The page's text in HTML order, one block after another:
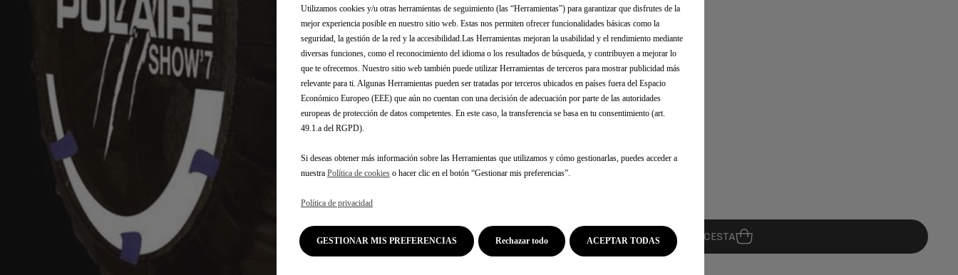
c
e
i
s
9
4
,
€
u
Q
u
a
n
t
i
t
p
d
e
d
AÑADIR A LA CESTA
Utilizamos cookies y/u otras herramientas de seguimiento (las “Herramientas”) para garantizar que disfrutes de la
mejor experiencia posible en nuestro sitio web. Estas nos permiten ofrecer funcionalidades básicas como la
seguridad, la gestión de la red y la accesibilidad.Las Herramientas mejoran la usabilidad y el rendimiento mediante
diversas funciones, como el reconocimiento del idioma o los resultados de búsqueda, y contribuyen a mejorar lo
que te ofrecemos. Nuestro sitio web también puede utilizar Herramientas de terceros para mostrar publicidad más
relevante para ti. Algunas Herramientas pueden ser tratadas por terceros ubicados en países fuera del Espacio
Económico Europeo (EEE) que aún no cuentan con una decisión de adecuación por parte de las autoridades
europeas de protección de datos competentes. En este caso, la transferencia se basa en tu consentimiento (art.
49.1.a del RGPD).
Si deseas obtener más información sobre las Herramientas que utilizamos y cómo gestionarlas, puedes acceder a
nuestra Política de cookies o hacer clic en el botón “Gestionar mis preferencias”.
Política de privacidad
GESTIONAR MIS PREFERENCIAS ACEPTAR TODAS
Rechazar todo